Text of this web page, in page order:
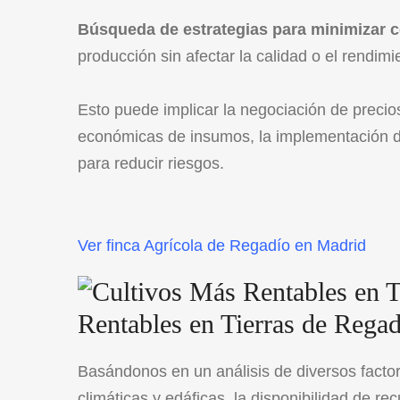
Búsqueda de estrategias para minimizar
producción sin afectar la calidad o el
Esto puede implicar la negociación de
económicas de insumos, la implementación
para reducir riesgos.
Ver finca Agrícola de Regadío en Madrid
Rentables en Tierras de
Basándonos en un análisis de diversos